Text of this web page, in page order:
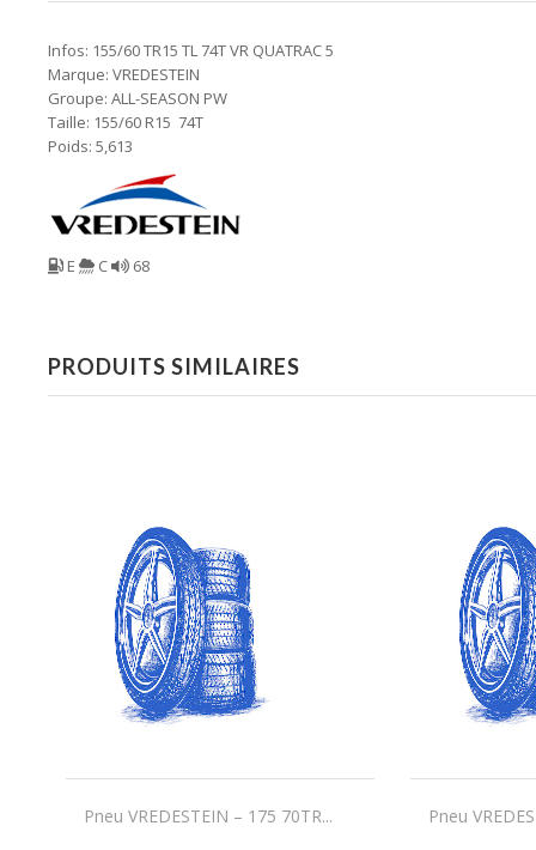
Infos: 155/60 TR15 TL 74T VR QUATRAC 5
Marque: VREDESTEIN
Groupe: ALL-SEASON PW
Taille: 155/60 R15 74T
Poids: 5,613
E C 68
PRODUITS SIMILAIRES
Pneu VREDESTEIN – 175 70TR... Pneu